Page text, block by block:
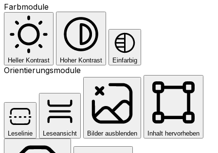
Farbmodule
Heller Kontrast Hoher Kontrast Einfarbig
Orientierungsmodule
Leselinie Leseansicht Bilder ausblenden Inhalt hervorheben